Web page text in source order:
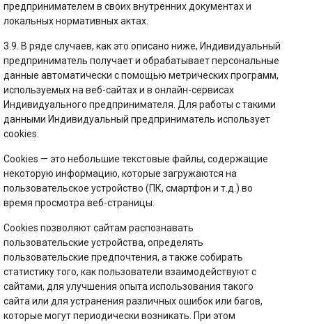
предпринимателем в своих внутренних документах и
локальных нормативных актах.
3.9. В ряде случаев, как это описано ниже, Индивидуальный
предприниматель получает и обрабатывает персональные
данные автоматически с помощью метрических программ,
используемых на веб-сайтах и в онлайн-сервисах
Индивидуального предпринимателя. Для работы с такими
данными Индивидуальный предприниматель использует
cookies.
Cookies — это небольшие текстовые файлы, содержащие
некоторую информацию, которые загружаются на
пользовательское устройство (ПК, смартфон и т.д.) во
время просмотра веб-страницы.
Cookies позволяют сайтам распознавать
пользовательские устройства, определять
пользовательские предпочтения, а также собирать
статистику того, как пользователи взаимодействуют с
сайтами, для улучшения опыта использования такого
сайта или для устранения различных ошибок или багов,
которые могут периодически возникать. При этом